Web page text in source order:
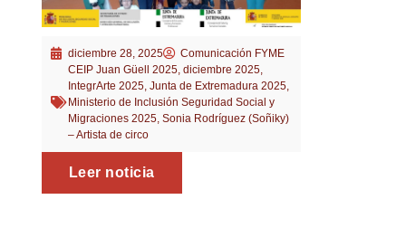
diciembre 28, 2025
Comunicación FYME
CEIP Juan Güell 2025, diciembre 2025,
IntegrArte 2025, Junta de Extremadura 2025,
Ministerio de Inclusión Seguridad Social y
Migraciones 2025, Sonia Rodríguez (Soñiky)
– Artista de circo
Leer noticia